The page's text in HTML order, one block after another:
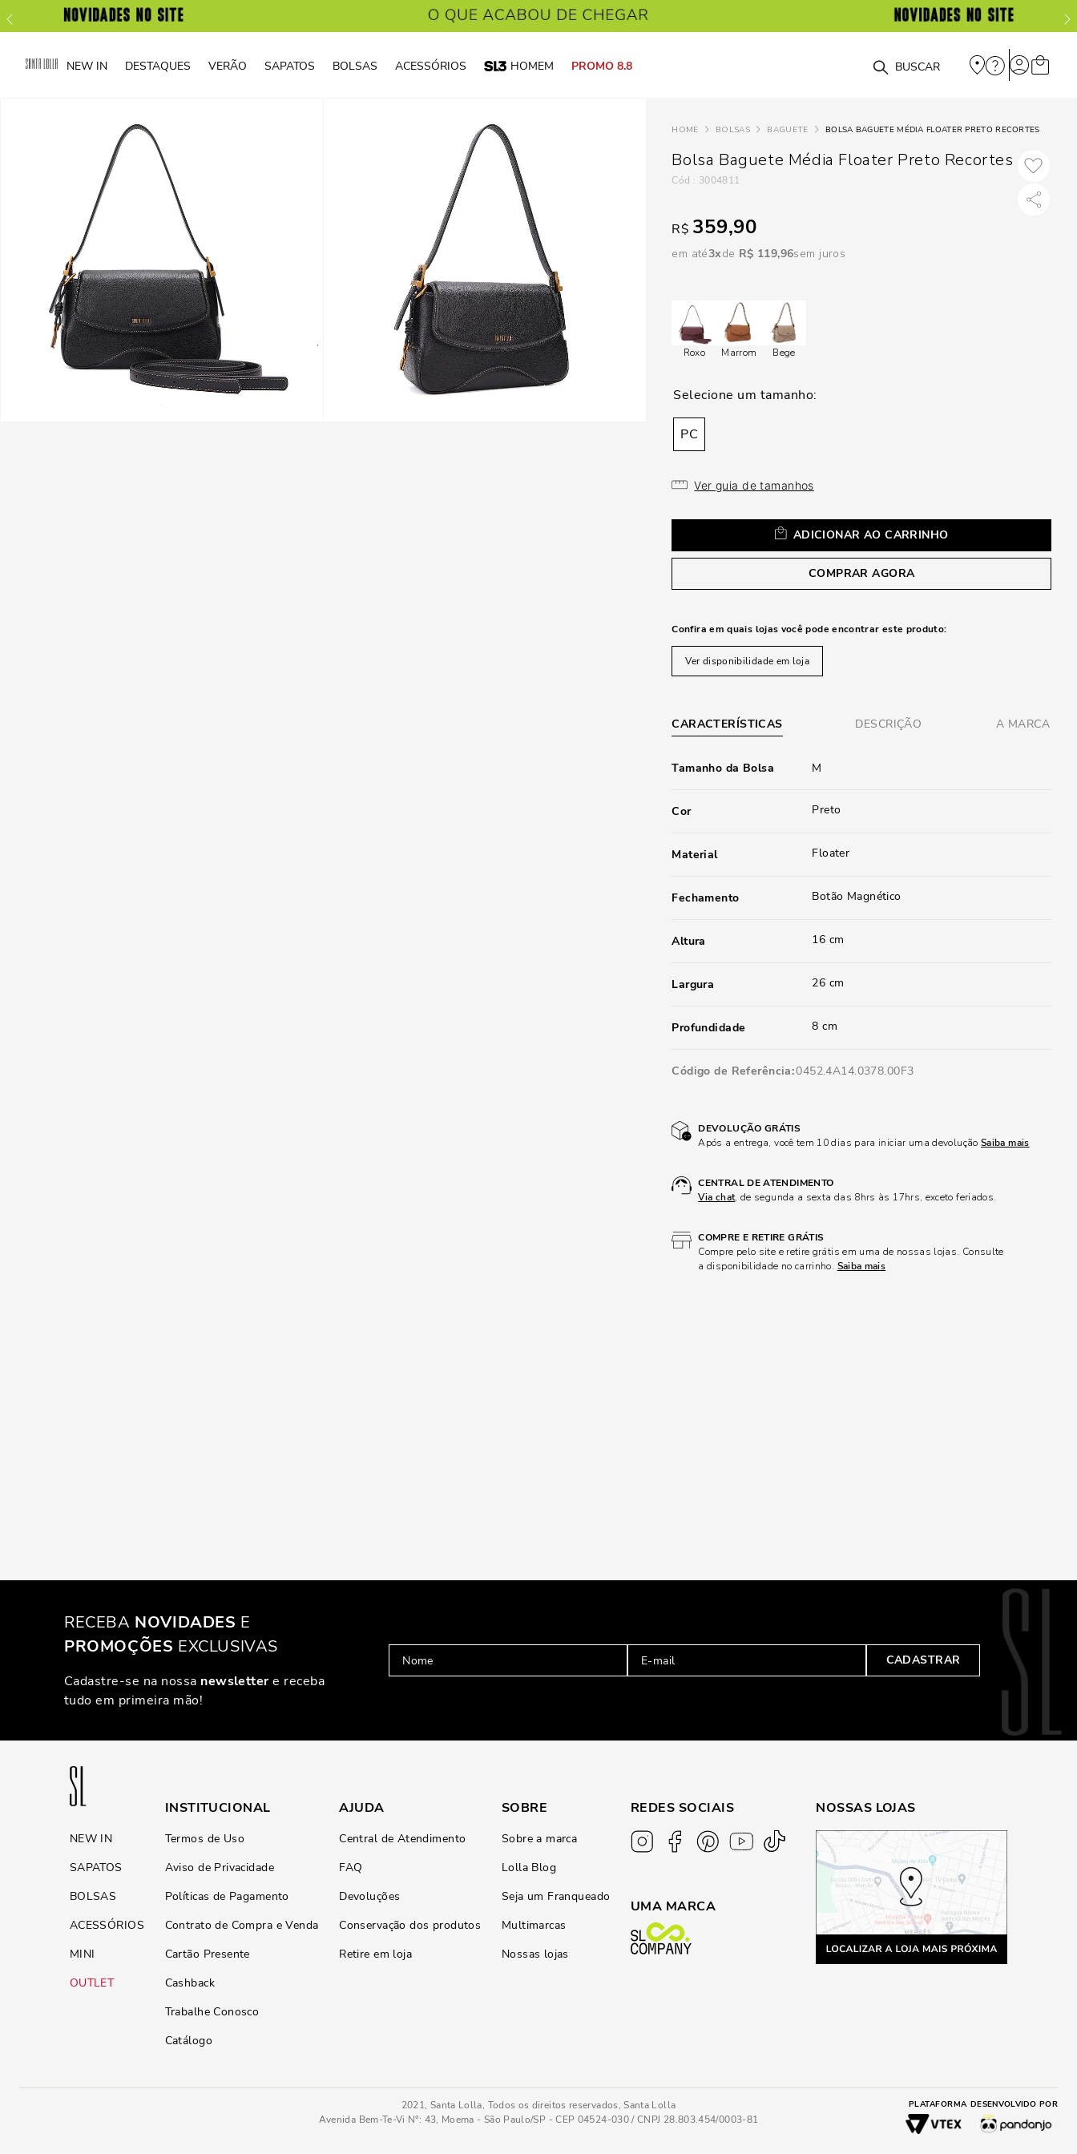
NEW IN DESTAQUES VERÃO SAPATOS BOLSAS ACESSÓRIOS HOMEM PROMO 8.8 O que você está procurando?
BOLSAS BAGUETE BOLSA BAGUETE MÉDIA FLOATER PRETO RECORTES
Bolsa Baguete Média Floater Preto Recortes
: 3004811
R$ 359,90
em até3 R$ 119,96sem juros
Roxo Marrom Bege
PC
Ver guia de tamanhos
ADICIONAR AO CARRINHO
COMPRAR AGORA
Confira em quais lojas você pode encontrar este produto:
Ver disponibilidade em loja
CARACTERÍSTICAS DESCRIÇÃO A MARCA
Tamanho da Bolsa M
Cor Preto
Material Floater
Fechamento Botão Magnético
Altura 16 cm
Largura 26 cm
Profundidade 8 cm
Código de Referência 0452.4A14.0378.00F3
DEVOLUÇÃO GRÁTIS
Após a entrega, você tem 10 dias para iniciar uma devolução Saiba mais
CENTRAL DE ATENDIMENTO
Via chat, de segunda a sexta das 8hrs às 17hrs, exceto feriados.
COMPRE E RETIRE GRÁTIS
Compre pelo site e retire grátis em uma de nossas lojas. Consulte
a disponibilidade no carrinho. Saiba mais
RECEBA NOVIDADES E
PROMOÇÕES EXCLUSIVAS
Cadastre-se na nossa newslettere receba
tudo em primeira mão!
CADASTRAR
NEW IN
SAPATOS
BOLSAS
ACESSÓRIOS
MINI
OUTLET
INSTITUCIONAL
Termos de Uso
Aviso de Privacidade
Políticas de Pagamento
Contrato de Compra e Venda
Cartão Presente
Cashback
Trabalhe Conosco
Catálogo
AJUDA
Central de Atendimento
FAQ
Devoluções
Conservação dos produtos
Retire em loja
SOBRE
Sobre a marca
Lolla Blog
Seja um Franqueado
Multimarcas
Nossas lojas
REDES SOCIAIS
UMA MARCA
NOSSAS LOJAS
2021, Santa Lolla, Todos os direitos reservados, Santa Lolla
Avenida Bem-Te-Vi N°: 43, Moema - São Paulo/SP - CEP 04524-030 / CNPJ 28.803.454/0003-81
PLATAFORMA DESENVOLVIDO POR